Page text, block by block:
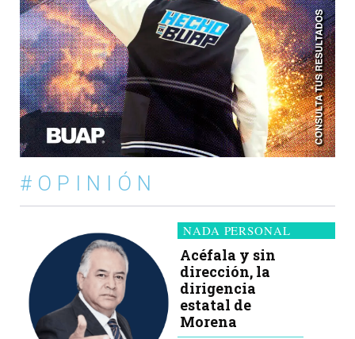
#OPINIÓN
NADA PERSONAL
Acéfala y sin
dirección, la
dirigencia
estatal de
Morena